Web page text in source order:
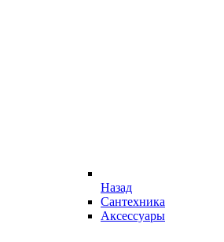
Назад
Сантехника
Аксессуары